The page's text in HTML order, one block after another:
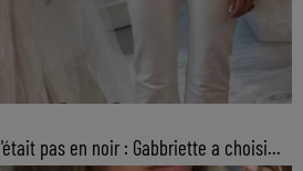
pas en noir : Gabbriette a choisi...